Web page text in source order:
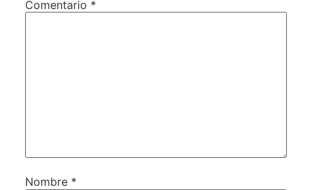
Comentario *
Nombre *